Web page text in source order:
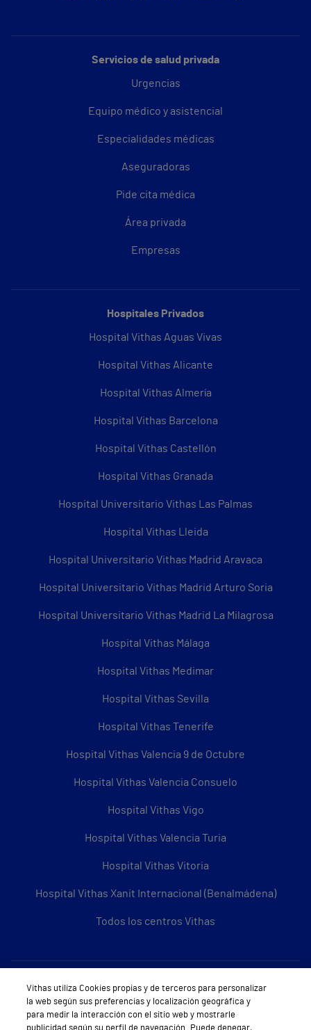
Servicios de salud privada
Urgencias
Equipo médico y asistencial
Especialidades médicas
Aseguradoras
Pide cita médica
Área privada
Empresas
Hospitales Privados
Hospital Vithas Aguas Vivas
Hospital Vithas Alicante
Hospital Vithas Almería
Hospital Vithas Barcelona
Hospital Vithas Castellón
Hospital Vithas Granada
Hospital Universitario Vithas Las Palmas
Hospital Vithas Lleida
Hospital Universitario Vithas Madrid Aravaca
Hospital Universitario Vithas Madrid Arturo Soria
Hospital Universitario Vithas Madrid La Milagrosa
Hospital Vithas Málaga
Hospital Vithas Medimar
Hospital Vithas Sevilla
Hospital Vithas Tenerife
Hospital Vithas Valencia 9 de Octubre
Hospital Vithas Valencia Consuelo
Hospital Vithas Vigo
Hospital Vithas Valencia Turia
Hospital Vithas Vitoria
Hospital Vithas Xanit Internacional (Benalmádena)
Todos los centros Vithas
Sobre Vithas
Quiénes somos
Vithas utiliza Cookies propias y de terceros para personalizar
la web según sus preferencias y localización geográfica y
para medir la interacción con el sitio web y mostrarle